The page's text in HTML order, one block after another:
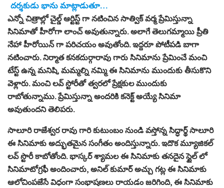
దర్శకుడు భాను మాట్లాడుతూ…
ఎన్నో చిత్రాల్లో చైల్డ్ ఆర్టిస్ట్ గా నటించిన సాత్విక్ వర్మ ప్రేమిస్తున్నా
సినిమాతో హీరోగా లాంచ్ అవుతున్నారు. అలాగే తెలుగమ్మాయి ప్రీతి
నేహా హీరోయిన్ గా పరిచయం అవుతోంది. ఇద్దరూ పోటీపడి బాగా
నటించారు. నిర్మాత కనకదుర్గారావు గారు సినిమాను ప్రేమించే మంచి
టేస్ట్ ఉన్న మనిషి, మమ్మల్ని నమ్మి ఈ సినిమాను ముందుకు తీసుకొని
వెళ్లారు. మంచి లవ్ స్టోరీతో త్వరలో ప్రేక్షకుల ముందుకు
రాబోతున్నాము. ప్రేమిస్తున్నా అందరికి కనెక్ట్ అయ్యే సినిమా
అవుతుందని తెలిపరు.
సాలూరి రాజేశ్వర రావు గారి కుటుంబం నుండి వస్తోన్న సిద్ధార్థ్ సాలూరి
ఈ సినిమాకు అద్భుతమైన సంగీతం అందిస్తున్నారు. ఇదొక మ్యూజికల్
లవ్ స్టొరీ కాబోతోంది. భాస్కర్ శ్యామల ఈ సినిమాకు తనదైన స్టైల్ లో
సినిమాటోగ్రఫీ అందించారు, అనిల్ కుమార్ అచ్చు గట్ల ఈ సినిమాకు
ఆలోచింపజేసే విధంగా సంభాషణలు రాయడం జరిగింది, ఈ సినిమాకు